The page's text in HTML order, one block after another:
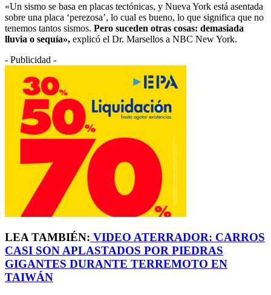
«Un sismo se basa en placas tectónicas, y Nueva York está asentada
sobre una placa ‘perezosa’, lo cual es bueno, lo que significa que no
tenemos tantos sismos. Pero suceden otras cosas: demasiada
lluvia o sequía», explicó el Dr. Marsellos a NBC New York.
- Publicidad -
LEA TAMBIÉN: VIDEO ATERRADOR: CARROS
CASI SON APLASTADOS POR PIEDRAS
GIGANTES DURANTE TERREMOTO EN
TAIWÁN